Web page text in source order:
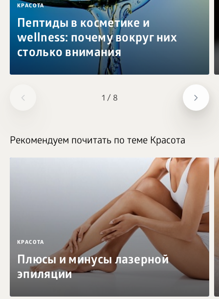
1 / 8
КРАСОТА
Пептиды в косметике и
wellness: почему вокруг них
столько внимания
Рекомендуем почитать по теме Красота
КРАСОТА
Плюсы и минусы лазерной
эпиляции